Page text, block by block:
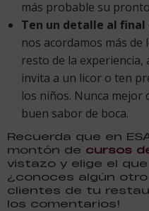
más probable su
Ten un detalle al final
nos acordamos más
resto de la experiencia,
invita a un licor o ten
los niños. Nunca mejor
buen sabor de boca.
Recuerda que en
montón de cursos
vistazo y elige el
¿conoces algún
clientes de tu
los comentarios!